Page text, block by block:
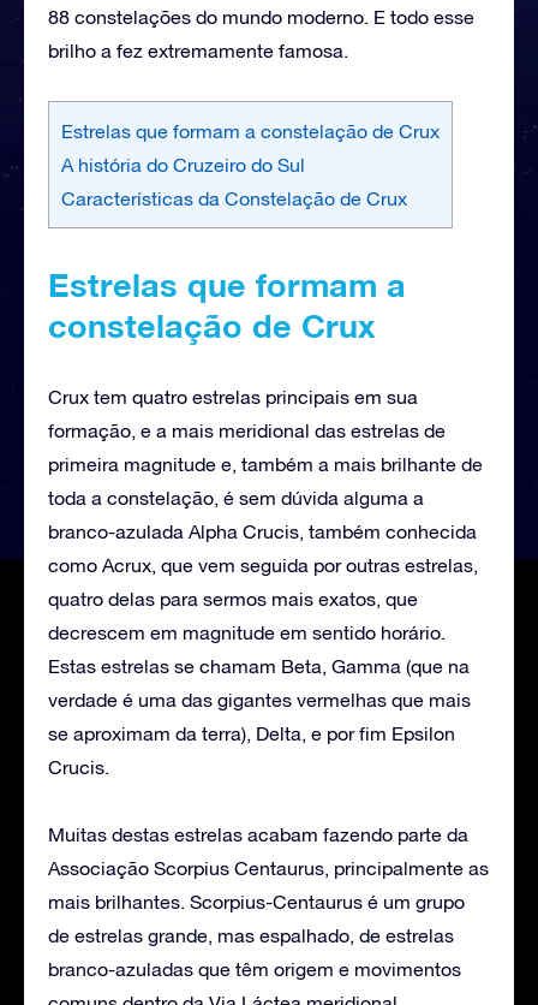
88 constelações do mundo moderno. E todo esse
brilho a fez extremamente famosa.
Estrelas que formam a constelação de Crux
A história do Cruzeiro do Sul
Características da Constelação de Crux
Estrelas que formam a
constelação de Crux
Crux tem quatro estrelas principais em sua
formação, e a mais meridional das estrelas de
primeira magnitude e, também a mais brilhante de
toda a constelação, é sem dúvida alguma a
branco-azulada Alpha Crucis, também conhecida
como Acrux, que vem seguida por outras estrelas,
quatro delas para sermos mais exatos, que
decrescem em magnitude em sentido horário.
Estas estrelas se chamam Beta, Gamma (que na
verdade é uma das gigantes vermelhas que mais
se aproximam da terra), Delta, e por fim Epsilon
Crucis.
Muitas destas estrelas acabam fazendo parte da
Associação Scorpius Centaurus, principalmente as
mais brilhantes. Scorpius-Centaurus é um grupo
de estrelas grande, mas espalhado, de estrelas
branco-azuladas que têm origem e movimentos